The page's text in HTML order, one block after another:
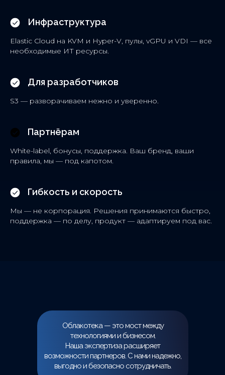
Инфраструктура
Elastic Cloud на KVM и Hyper-V, пулы, vGPU и VDI — все
необходимые ИТ ресурсы.
Для разработчиков
S3 — разворачиваем нежно и уверенно.
Партнёрам
White-label, бонусы, поддержка. Ваш бренд, ваши
правила, мы — под капотом.
Гибкость и скорость
Мы — не корпорация. Решения принимаются быстро,
поддержка — по делу, продукт — адаптируем под вас.
Облакотека — это мост между
технологиями и бизнесом.
Наша экспертиза расширяет
возможности партнеров. С нами надежно,
выгодно и безопасно сотрудничать.